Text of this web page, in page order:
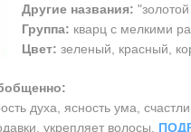
Другие названия:
Группа: кварц с мелкими
Цвет: зеленый, красный,
духа, ясность ума,
укрепляет волосы.